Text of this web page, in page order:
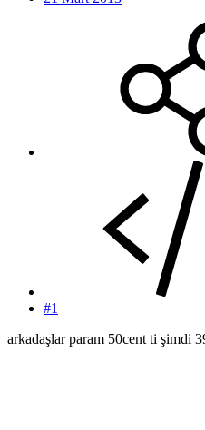
#1
arkadaşlar param 50cent ti şimdi